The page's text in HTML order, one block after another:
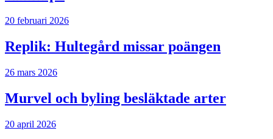
20 februari 2026
Replik: Hultegård missar poängen
26 mars 2026
Murvel och byling besläktade arter
20 april 2026